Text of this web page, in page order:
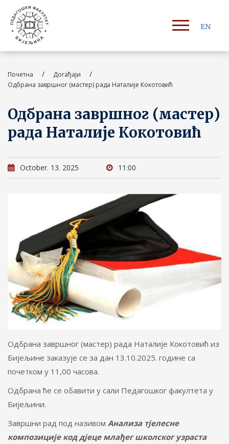
EN
Почетна / Догађаји /
Одбрана завршног (мастер) рада Наталије Кокотовић
Одбрана завршног (мастер)
рада Наталије Кокотовић
October. 13. 2025 11:00
Одбрана завршног (мастер) рада Наталије Кокотовић из
Бијељине заказује се за дан 13.10.2025. године са
почетком у 11,00 часова.
Одбрана ће се обавити у сали Педагошког факултета у
Бијељини.
Завршни рад под називом Анализа тјелесне
композиције код дјеце млађег школског узраста